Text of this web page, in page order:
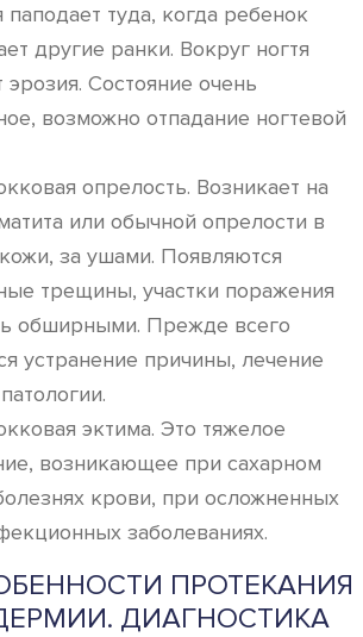
туда, когда ребенок
другие ранки. Вокруг ногтя
эрозия. Состояние очень
возможно отпадание ногтевой
опрелость. Возникает на
или обычной опрелости в
за ушами. Появляются
трещины, участки поражения
обширными. Прежде всего
устранение причины, лечение
эктима. Это тяжелое
возникающее при сахарном
крови, при осложненных
заболеваниях.
ПРОТЕКАНИЯ
ДИАГНОСТИКА